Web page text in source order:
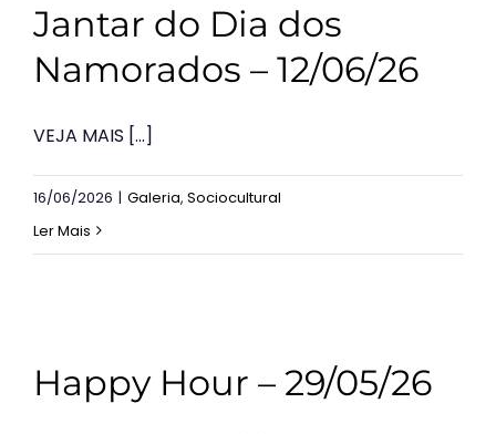
Jantar do Dia dos
Namorados – 12/06/26
VEJA MAIS [...]
16/06/2026 | Galeria, Sociocultural
Ler Mais
Happy Hour – 29/05/26